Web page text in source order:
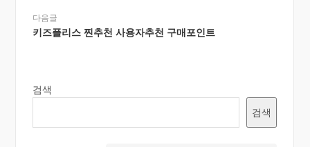
다음글
키즈플리스 찐추천 사용자추천 구매포인트
검색
검색